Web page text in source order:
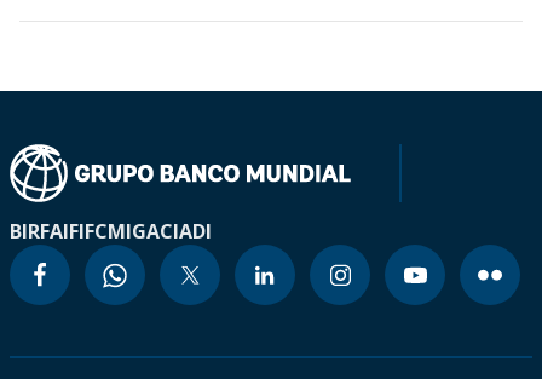
BIRFAIFIFCMIGACIADI